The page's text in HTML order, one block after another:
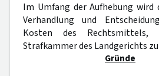
Im Umfang der Aufhebung wird
Verhandlung und
Kosten des
Strafkammer des Landgerichts
Gründe